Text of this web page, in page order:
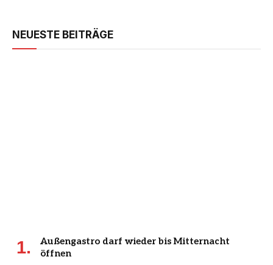
NEUESTE BEITRÄGE
Außengastro darf wieder bis Mitternacht
öffnen